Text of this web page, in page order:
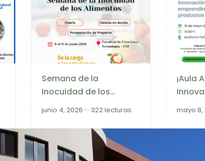
Semana de la
Inocuidad de los
Alimentos 2026
junio 4, 2026 322 lecturas
¡Aula
mayo 8,